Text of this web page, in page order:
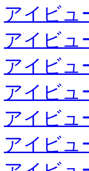
アイビュ
アイビュ
アイビュ
アイビュ
アイビュ
アイビュ